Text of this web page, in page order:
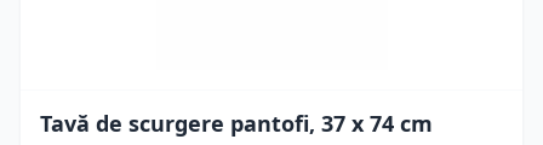
Tavă de scurgere pantofi, 37 x 74 cm